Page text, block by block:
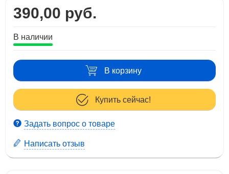
390,00 руб.
В наличии
В корзину
Купить сейчас!
Задать вопрос о товаре
Написать отзыв